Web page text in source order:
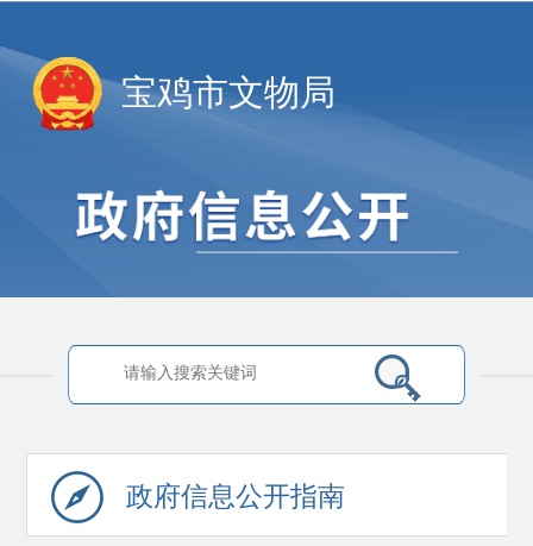
宝鸡市文物局
政府信息公开指南